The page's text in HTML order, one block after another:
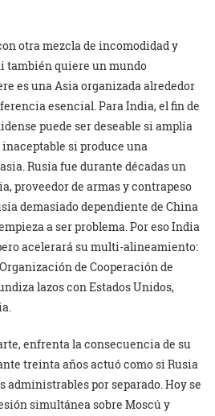
otra mezcla de incomodidad y
también quiere un mundo
es una Asia organizada alrededor
esencial. Para India, el fin de
puede ser deseable si amplía
si produce una
Rusia fue durante décadas un
proveedor de armas y contrapeso
demasiado dependiente de China
a ser problema. Por eso India
acelerará su multi-alineamiento:
de Cooperación de
lazos con Estados Unidos,
enfrenta la consecuencia de su
treinta años actuó como si Rusia
administrables por separado. Hoy se
simultánea sobre Moscú y